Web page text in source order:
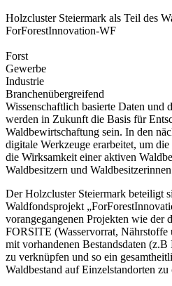
Holzcluster Steiermark als Teil des
ForForestInnovation-WF
Forst
Gewerbe
Industrie
Branchenübergreifend
Wissenschaftlich basierte Daten und
werden in Zukunft die Basis für
Waldbewirtschaftung sein. In den
digitale Werkzeuge erarbeitet, um
die Wirksamkeit einer aktiven
Waldbesitzern und
Der Holzcluster Steiermark beteiligt
Waldfondsprojekt
vorangegangenen Projekten wie der
FORSITE (Wasservorrat, Nährstoffe
mit vorhandenen Bestandsdaten
zu verknüpfen und so ein
Waldbestand auf Einzelstandorten zu